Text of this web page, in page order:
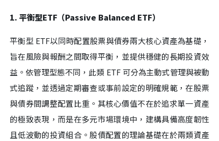
1. 平衡型ETF（Passive Balanced ETF）
平衡型 ETF以同時配置股票與債券兩大核心資產為基礎，
旨在風險與報酬之間取得平衡，並提供穩健的長期投資效
益。依管理型態不同，此類 ETF 可分為主動式管理與被動
式追蹤，並透過定期審查或事前設定的明確規範，在股票
與債券間調整配置比重。其核心價值不在於追求單一資產
的極致表現，而是在多元市場環境中，建構具備高度韌性
且低波動的投資組合。股債配置的理論基礎在於兩類資產